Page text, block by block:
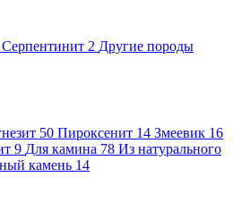
Серпентинит 2 Другие породы
50 Пироксенит 14 Змеевик 16
9 Для камина 78 Из натурального
камень 14